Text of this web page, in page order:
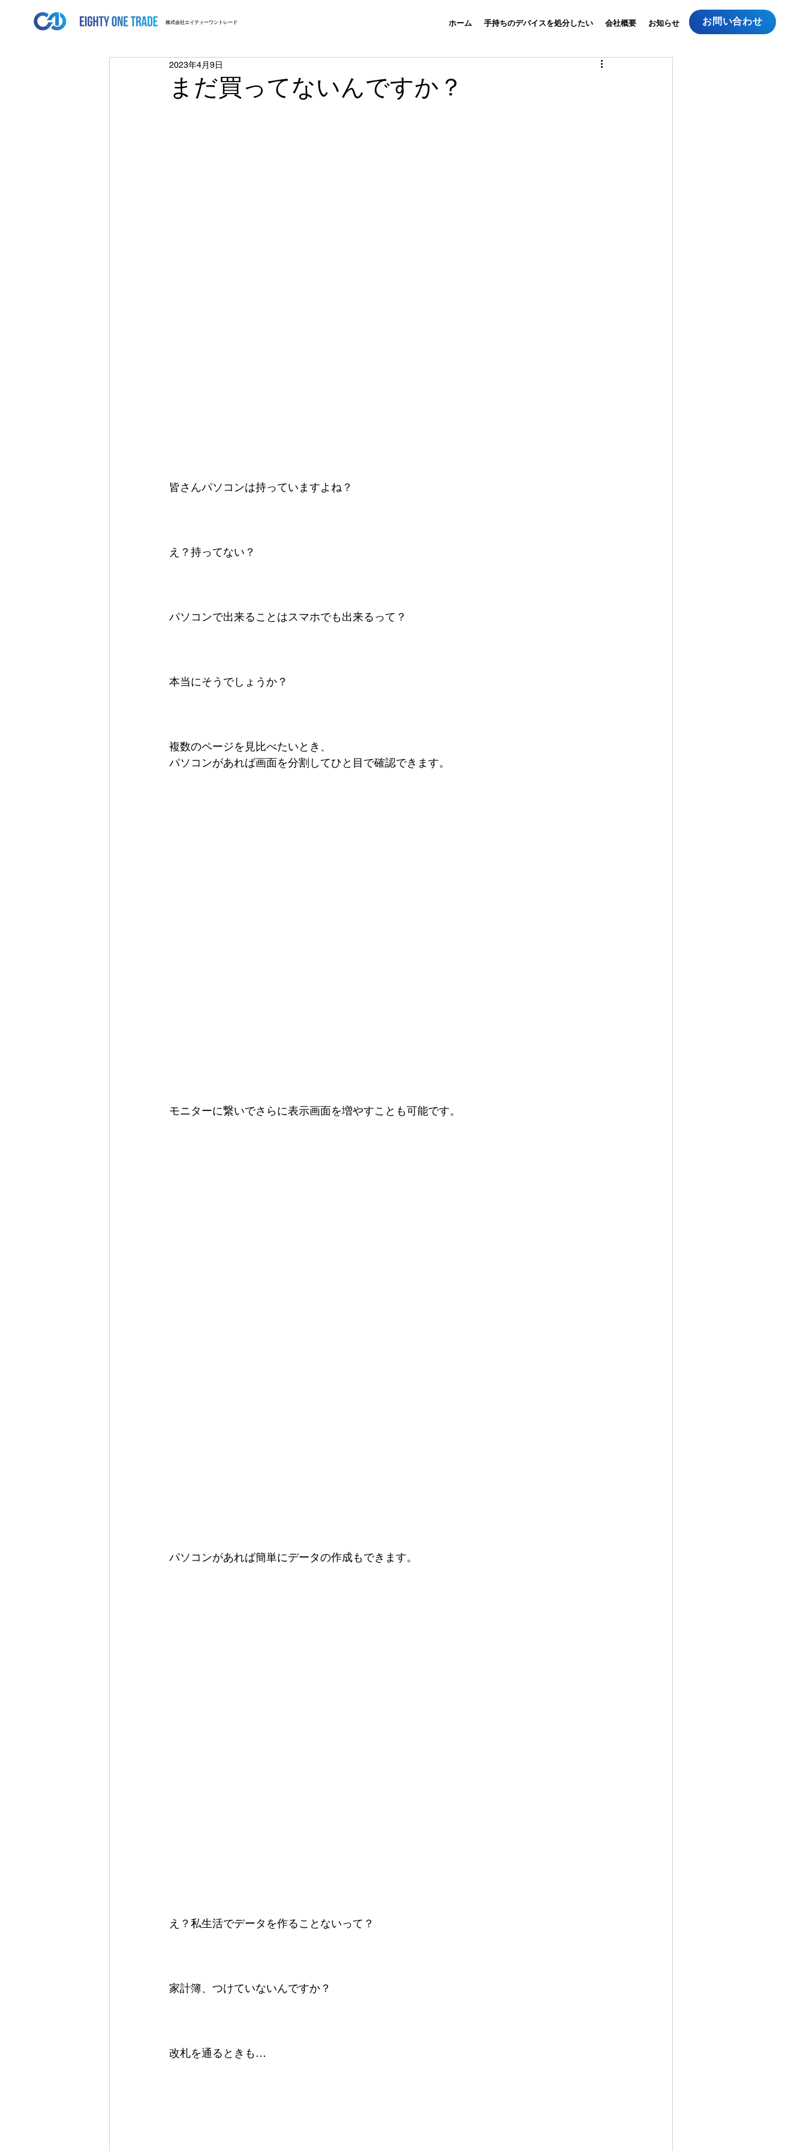
株式会社エイティーワントレード ホーム 手持ちのデバイスを処分したい 会社概要 お知らせ お問い合わせ
まだ買ってないんですか？
2023年4月9日
皆さんパソコンは持っていますよね？
え？持ってない？
パソコンで出来ることはスマホでも出来るって？
本当にそうでしょうか？
複数のページを見比べたいとき、
パソコンがあれば画面を分割してひと目で確認できます。
モニターに繋いでさらに表示画面を増やすことも可能です。
パソコンがあれば簡単にデータの作成もできます。
え？私生活でデータを作ることないって？
家計簿、つけていないんですか？
改札を通るときも…